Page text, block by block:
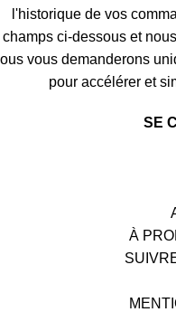
l'historique de vos
champs ci-dessous et
vous demanderons
pour accélérer et
SE
À